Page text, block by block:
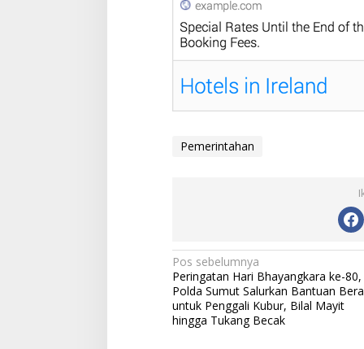
Pemerintahan
N
a
v
Pos sebelumnya
Peringatan Hari Bhayangkara ke-80,
Polda Sumut Salurkan Bantuan
untuk Penggali Kubur, Bilal Mayit
hingga Tukang Becak